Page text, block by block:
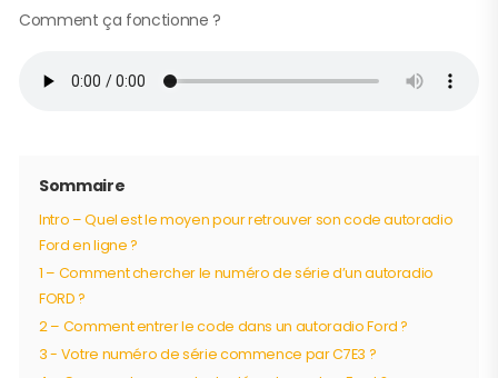
Comment ça fonctionne ?
Sommaire
Intro – Quel est le moyen pour retrouver son code autoradio
Ford en ligne ?
1 – Comment chercher le numéro de série d’un autoradio
FORD ?
2 – Comment entrer le code dans un autoradio Ford ?
3 - Votre numéro de série commence par C7E3 ?